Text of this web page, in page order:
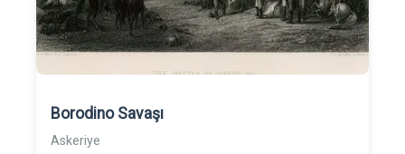
Borodino Savaşı
Askeriye